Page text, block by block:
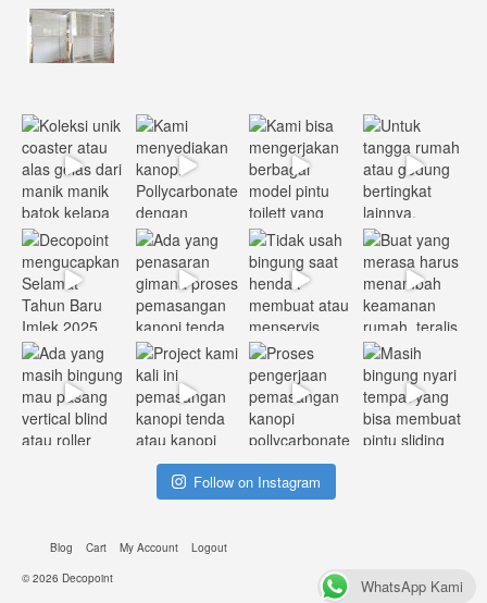
Follow on Instagram
Blog Cart My Account
Logout
© 2026 Decopoint WhatsApp Kami